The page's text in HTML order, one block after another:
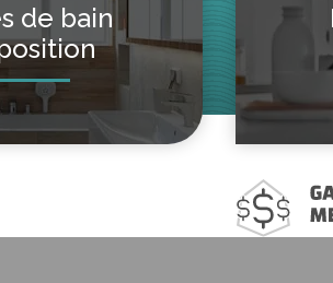
de bain